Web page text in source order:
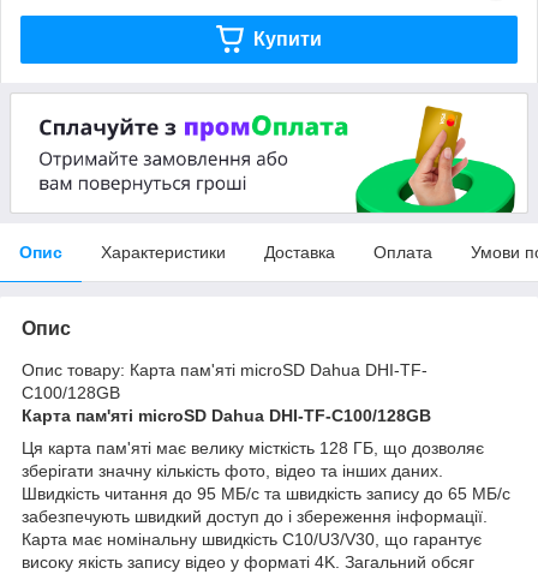
Купити
Опис Характеристики Доставка Оплата Умови
Опис
Опис товару: Карта пам'яті microSD Dahua DHI-TF-
C100/128GB
Карта пам'яті microSD Dahua DHI-TF-C100/128GB
Ця карта пам'яті має велику місткість 128 ГБ, що дозволяє
зберігати значну кількість фото, відео та інших даних.
Швидкість читання до 95 МБ/с та швидкість запису до 65 МБ/с
забезпечують швидкий доступ до і збереження інформації.
Карта має номінальну швидкість C10/U3/V30, що гарантує
високу якість запису відео у форматі 4K. Загальний обсяг